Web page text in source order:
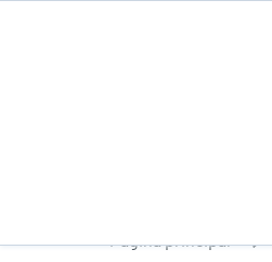
Página principal